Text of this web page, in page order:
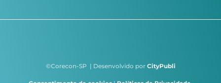
©Corecon-SP | Desenvolvido por CityPubli